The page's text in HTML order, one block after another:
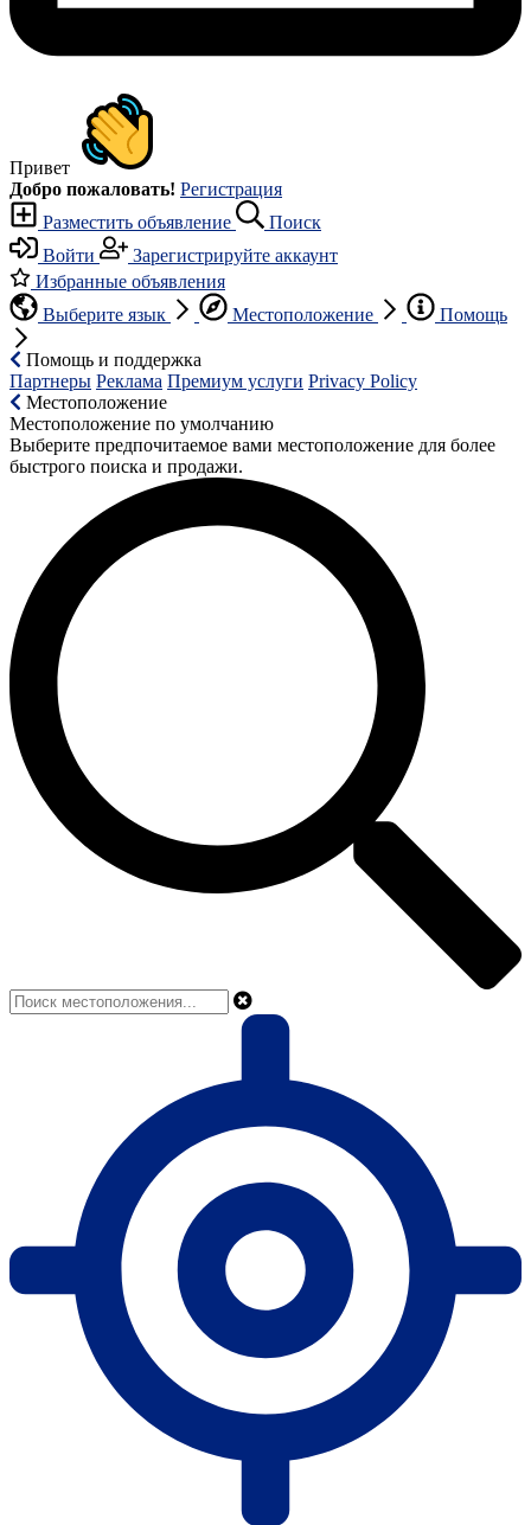
Привет
Добро пожаловать! Регистрация
Разместить объявление
Поиск
Войти
Зарегистрируйте аккаунт
Избранные объявления
Выберите язык
Местоположение Помощь
Помощь и поддержка
Партнеры Реклама Премиум услуги Privacy Policy
Местоположение
Местоположение по умолчанию
Выберите предпочитаемое вами местоположение для более
быстрого поиска и продажи.